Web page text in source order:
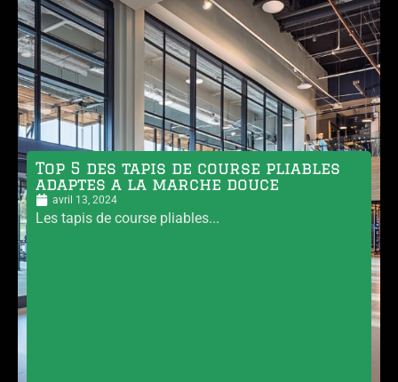
Top 5 des tapis de course pliables
adaptes a la marche douce
avril 13, 2024
Les tapis de course pliables...